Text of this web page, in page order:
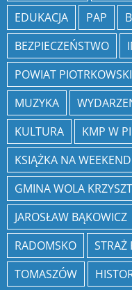
EDUKACJA
PAP
BEZPIECZEŃSTWO
POWIAT PIOTRKOWSKI
MUZYKA
KULTURA
KMP W
KSIĄŻKA NA WEEKEND
GMINA WOLA
JAROSŁAW BĄKOWICZ
RADOMSKO
STRAŻ
TOMASZÓW